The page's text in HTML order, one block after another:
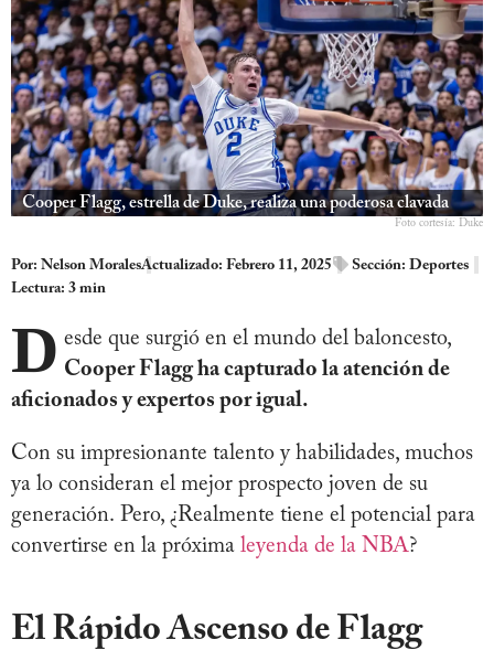
Cooper Flagg, estrella de Duke, realiza una poderosa clavada
Foto cortesía: Duke
Por: Nelson MoralesActualizado: Febrero 11, 2025 Sección: Deportes
Lectura: 3 min
D esde que surgió en el mundo del baloncesto,
Cooper Flagg ha capturado la atención de
aficionados y expertos por igual.
Con su impresionante talento y habilidades, muchos
ya lo consideran el mejor prospecto joven de su
generación. Pero, ¿Realmente tiene el potencial para
convertirse en la próxima leyenda de la NBA?
El Rápido Ascenso de Flagg